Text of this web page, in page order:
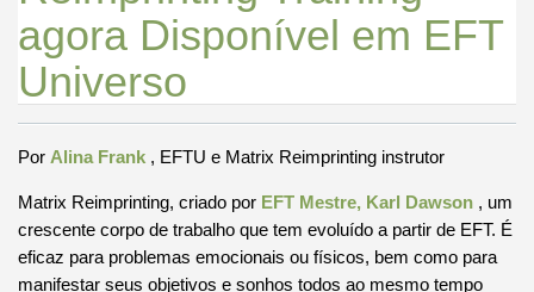
agora Disponível em EFT
Universo
Por Alina Frank, EFTU e Matrix Reimprinting instrutor
Matrix Reimprinting, criado por EFT Mestre, Karl Dawson, um
crescente corpo de trabalho que tem evoluído a partir de EFT. É
eficaz para problemas emocionais ou físicos, bem como para
manifestar seus objetivos e sonhos todos ao mesmo tempo